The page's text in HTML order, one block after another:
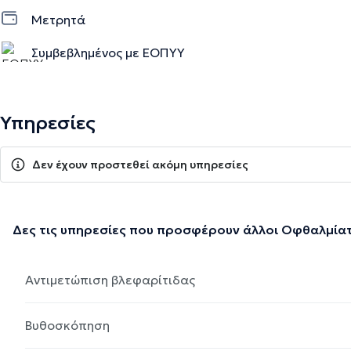
Μετρητά
Συμβεβλημένος με ΕΟΠΥΥ
Υπηρεσίες
Δεν έχουν προστεθεί ακόμη υπηρεσίες
Δες τις υπηρεσίες που προσφέρουν άλλοι
Αντιμετώπιση βλεφαρίτιδας
Βυθοσκόπηση